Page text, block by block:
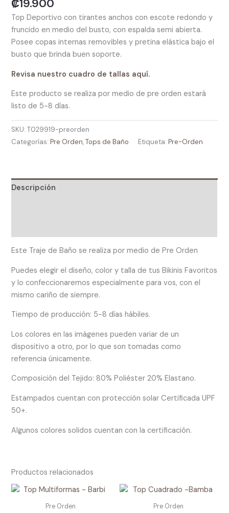
₡19.900
Top Deportivo con tirantes anchos con escote redondo y
fruncido en medio del busto, con espalda semi abierta.
Posee copas internas removibles y pretina elástica bajo el
busto que brinda buen soporte.
Revisa nuestro cuadro de tallas aquí.
Este producto se realiza por medio de pre orden estará
listo de 5-8 días.
SKU:T029919-preorden
Categorías:Pre Orden,Tops de Baño Etiqueta:Pre-Orden
Descripción
Este Traje de Baño se realiza por medio de Pre Orden
Puedes elegir el diseño, color y talla de tus Bikinis Favoritos
y lo confeccionaremos especialmente para vos, con el
mismo cariño de siempre.
Tiempo de producción: 5-8 días hábiles.
Los colores en las imágenes pueden variar de un
dispositivo a otro, por lo que son tomadas como
referencia únicamente.
Composición del Tejido: 80% Poliéster 20% Elastano.
Estampados cuentan con protección solar Certificada UPF
50+.
Algunos colores solidos cuentan con la certificación.
Productos relacionados
Pre Orden Pre Orden